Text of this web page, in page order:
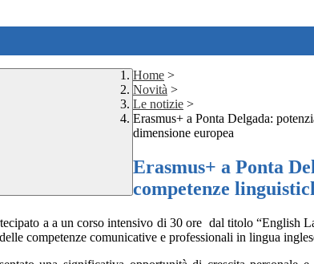
Home >
Novità >
Le notizie >
Erasmus+ a Ponta Delgada:
dimensione europea
Erasmus+ a Ponta
competenze
a a un corso intensivo di 30 ore dal titolo “English
competenze comunicative e professionali in lingua